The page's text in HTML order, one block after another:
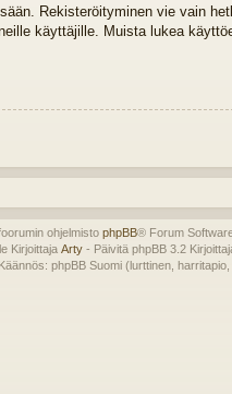
Rekisteröityminen vie vain
käyttäjille. Muista lukea
ohjelmisto phpBB® Forum
Kirjoittaja Arty- Päivitä phpBB 3.2
Käännös: phpBB Suomi (lurttinen, harritapio,